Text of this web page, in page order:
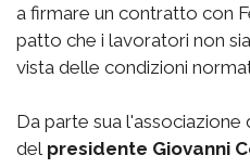
a firmare un contratto con
patto che i lavoratori non
vista delle condizioni
Da parte sua
del presidente Giovanni